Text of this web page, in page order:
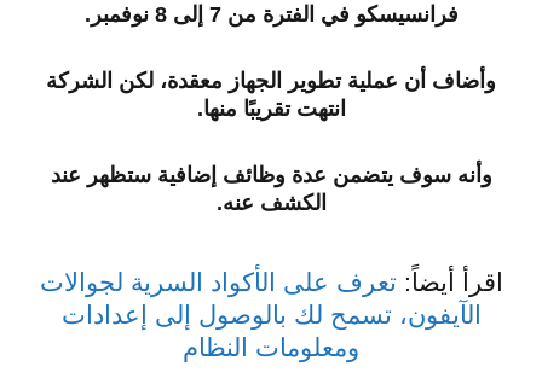
فرانسيسكو في الفترة من 7 إلى 8 نوفمبر.
وأضاف أن عملية تطوير الجهاز معقدة، لكن الشركة
انتهت تقريبًا منها.
وأنه سوف يتضمن عدة وظائف إضافية ستظهر عند
الكشف عنه.
اقرأ أيضاً:تعرف على الأكواد السرية لجوالات
الآيفون، تسمح لك بالوصول إلى إعدادات
ومعلومات النظام